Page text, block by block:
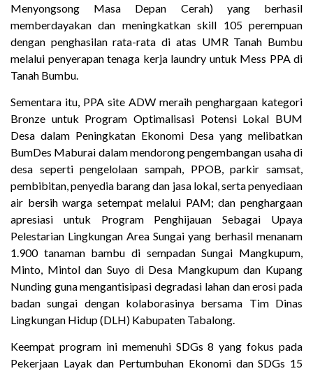
Menyongsong Masa Depan Cerah) yang berhasil
memberdayakan dan meningkatkan skill 105 perempuan
dengan penghasilan rata-rata di atas UMR Tanah Bumbu
melalui penyerapan tenaga kerja laundry untuk Mess PPA di
Tanah Bumbu.
Sementara itu, PPA site ADW meraih penghargaan kategori
Bronze untuk Program Optimalisasi Potensi Lokal BUM
Desa dalam Peningkatan Ekonomi Desa yang melibatkan
BumDes Maburai dalam mendorong pengembangan usaha di
desa seperti pengelolaan sampah, PPOB, parkir samsat,
pembibitan, penyedia barang dan jasa lokal, serta penyediaan
air bersih warga setempat melalui PAM; dan penghargaan
apresiasi untuk Program Penghijauan Sebagai Upaya
Pelestarian Lingkungan Area Sungai yang berhasil menanam
1.900 tanaman bambu di sempadan Sungai Mangkupum,
Minto, Mintol dan Suyo di Desa Mangkupum dan Kupang
Nunding guna mengantisipasi degradasi lahan dan erosi pada
badan sungai dengan kolaborasinya bersama Tim Dinas
Lingkungan Hidup (DLH) Kabupaten Tabalong.
Keempat program ini memenuhi SDGs 8 yang fokus pada
Pekerjaan Layak dan Pertumbuhan Ekonomi dan SDGs 15